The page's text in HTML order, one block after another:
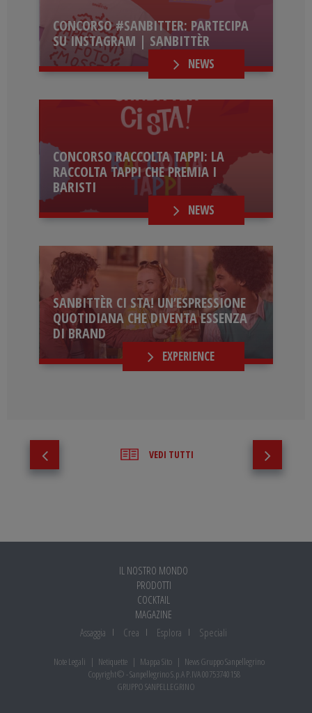
CONCORSO #SANBITTER: PARTECIPA
SU INSTAGRAM | SANBITTÈR
NEWS
CONCORSO RACCOLTA TAPPI: LA
RACCOLTA TAPPI CHE PREMIA I
BARISTI
NEWS
SANBITTÈR CI STA! UN’ESPRESSIONE
QUOTIDIANA CHE DIVENTA ESSENZA
DI BRAND
EXPERIENCE
VEDI TUTTI
IL NOSTRO MONDO
PRODOTTI
COCKTAIL
MAGAZINE
Assaggia
Crea Esplora Speciali
Note Legali Netiquette Mappa Sito
News Gruppo Sanpellegrino
Copyright© - Sanpellegrino S.p.A P.IVA 00753740158
GRUPPO SANPELLEGRINO